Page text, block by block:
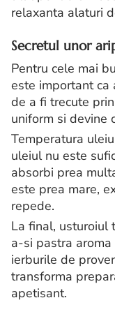
relaxanta alaturi
Secretul unor
Pentru cele mai
este important ca
de a fi trecute
uniform si devine
Temperatura
uleiul nu este
absorbi prea
este prea mare,
repede.
La final, usturoiul
a-si pastra
ierburile de
transforma
apetisant.